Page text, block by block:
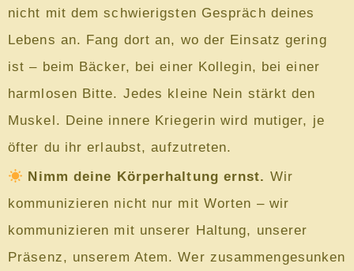
nicht mit dem schwierigsten Gespräch deines
Lebens an. Fang dort an, wo der Einsatz gering
ist – beim Bäcker, bei einer Kollegin, bei einer
harmlosen Bitte. Jedes kleine Nein stärkt den
Muskel. Deine innere Kriegerin wird mutiger, je
öfter du ihr erlaubst, aufzutreten.
Nimm deine Körperhaltung ernst. Wir
kommunizieren nicht nur mit Worten – wir
kommunizieren mit unserer Haltung, unserer
Präsenz, unserem Atem. Wer zusammengesunken